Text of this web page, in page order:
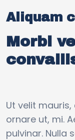
Aliquam
Morbi
Ut velit
ornare ut, mi.
pulvinar. Nulla